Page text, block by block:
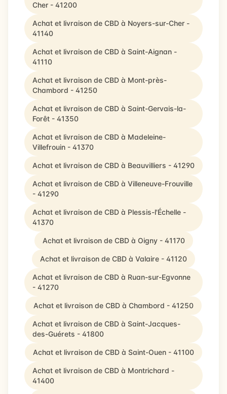
Cher - 41200
Achat et livraison de CBD à Noyers-sur-Cher -
41140
Achat et livraison de CBD à Saint-Aignan -
41110
Achat et livraison de CBD à Mont-près-
Chambord - 41250
Achat et livraison de CBD à Saint-Gervais-la-
Forêt - 41350
Achat et livraison de CBD à Madeleine-
Villefrouin - 41370
Achat et livraison de CBD à Beauvilliers - 41290
Achat et livraison de CBD à Villeneuve-Frouville
- 41290
Achat et livraison de CBD à Plessis-l'Échelle -
41370
Achat et livraison de CBD à Oigny - 41170
Achat et livraison de CBD à Valaire - 41120
Achat et livraison de CBD à Ruan-sur-Egvonne
- 41270
Achat et livraison de CBD à Chambord - 41250
Achat et livraison de CBD à Saint-Jacques-
des-Guérets - 41800
Achat et livraison de CBD à Saint-Ouen - 41100
Achat et livraison de CBD à Montrichard -
41400